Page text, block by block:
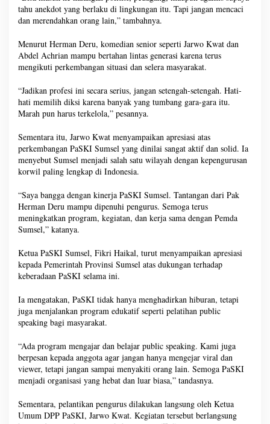
tahu anekdot yang berlaku di lingkungan itu. Tapi jangan mencaci
dan merendahkan orang lain,” tambahnya.
Menurut Herman Deru, komedian senior seperti Jarwo Kwat dan
Abdel Achrian mampu bertahan lintas generasi karena terus
mengikuti perkembangan situasi dan selera masyarakat.
“Jadikan profesi ini secara serius, jangan setengah-setengah. Hati-
hati memilih diksi karena banyak yang tumbang gara-gara itu.
Marah pun harus terkelola,” pesannya.
Sementara itu, Jarwo Kwat menyampaikan apresiasi atas
perkembangan PaSKI Sumsel yang dinilai sangat aktif dan solid. Ia
menyebut Sumsel menjadi salah satu wilayah dengan kepengurusan
korwil paling lengkap di Indonesia.
“Saya bangga dengan kinerja PaSKI Sumsel. Tantangan dari Pak
Herman Deru mampu dipenuhi pengurus. Semoga terus
meningkatkan program, kegiatan, dan kerja sama dengan Pemda
Sumsel,” katanya.
Ketua PaSKI Sumsel, Fikri Haikal, turut menyampaikan apresiasi
kepada Pemerintah Provinsi Sumsel atas dukungan terhadap
keberadaan PaSKI selama ini.
Ia mengatakan, PaSKI tidak hanya menghadirkan hiburan, tetapi
juga menjalankan program edukatif seperti pelatihan public
speaking bagi masyarakat.
“Ada program mengajar dan belajar public speaking. Kami juga
berpesan kepada anggota agar jangan hanya mengejar viral dan
viewer, tetapi jangan sampai menyakiti orang lain. Semoga PaSKI
menjadi organisasi yang hebat dan luar biasa,” tandasnya.
Sementara, pelantikan pengurus dilakukan langsung oleh Ketua
Umum DPP PaSKI, Jarwo Kwat. Kegiatan tersebut berlangsung